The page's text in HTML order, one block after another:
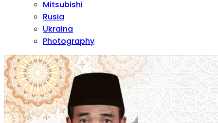
Mitsubishi
Rusia
Ukraina
Photography